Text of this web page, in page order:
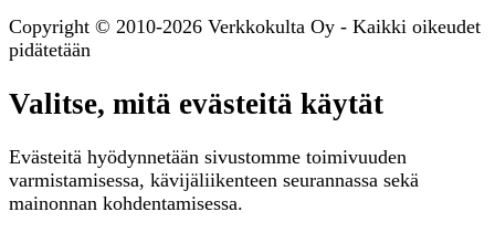
Copyright © 2010-2026 Verkkokulta Oy - Kaikki oikeudet
pidätetään
Valitse, mitä evästeitä käytät
Evästeitä hyödynnetään sivustomme toimivuuden
varmistamisessa, kävijäliikenteen seurannassa sekä
mainonnan kohdentamisessa.